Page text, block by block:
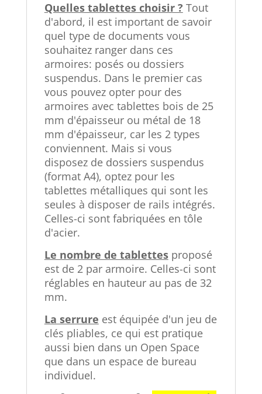
Quelles tablettes choisir ? Tout
d'abord, il est important de savoir
quel type de documents vous
souhaitez ranger dans ces
armoires: posés ou dossiers
suspendus. Dans le premier cas
vous pouvez opter pour des
armoires avec tablettes bois de 25
mm d'épaisseur ou métal de 18
mm d'épaisseur, car les 2 types
conviennent. Mais si vous
disposez de dossiers suspendus
(format A4), optez pour les
tablettes métalliques qui sont les
seules à disposer de rails intégrés.
Celles-ci sont fabriquées en tôle
d'acier.
Le nombre de tablettesproposé
est de 2 par armoire. Celles-ci sont
réglables en hauteur au pas de 32
mm.
La serrure est équipée d'un jeu de
clés pliables, ce qui est pratique
aussi bien dans un Open Space
que dans un espace de bureau
individuel.